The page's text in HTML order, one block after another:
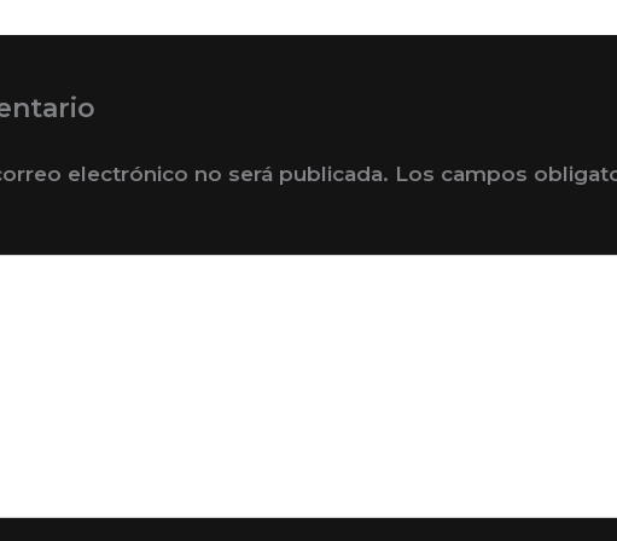
electrónico no será publicada. Los campos